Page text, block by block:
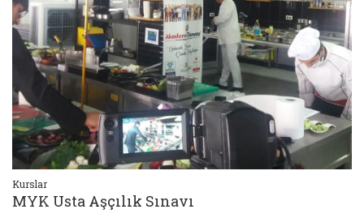
Kurslar
MYK Usta Aşçılık Sınavı